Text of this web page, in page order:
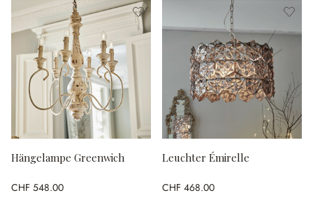
Hängelampe Greenwich
CHF 548.00
Leuchter Émirelle
CHF 468.00